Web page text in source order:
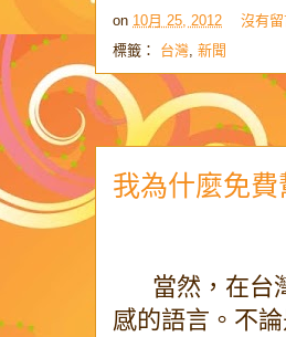
on 10月 25, 2012
沒有留
標籤： 台灣, 新聞
我為什麼免
當然，在台
感的語言。不